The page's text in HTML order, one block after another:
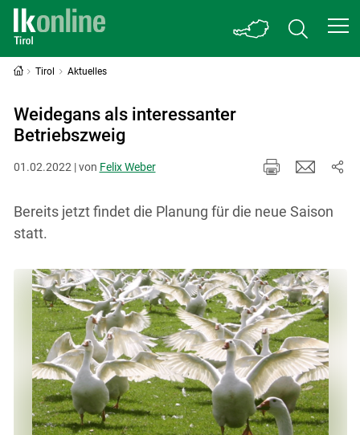
Tirol Aktuelles
Weidegans als interessanter
Betriebszweig
01.02.2022 | von Felix Weber
Bereits jetzt findet die Planung für die neue Saison
statt.